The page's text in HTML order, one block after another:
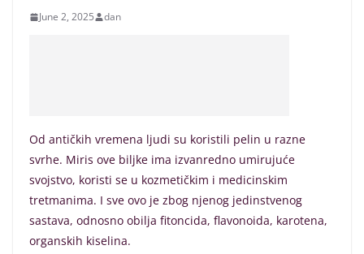
June 2, 2025 dan
Od antičkih vremena ljudi su koristili pelin u razne
svrhe. Miris ove biljke ima izvanredno umirujuće
svojstvo, koristi se u kozmetičkim i medicinskim
tretmanima. I sve ovo je zbog njenog jedinstvenog
sastava, odnosno obilja fitoncida, flavonoida, karotena,
organskih kiselina.